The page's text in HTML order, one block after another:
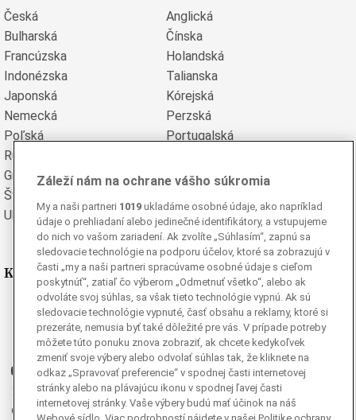
Česká
Anglická
Bulharská
Čínska
Francúzska
Holandská
Indonézska
Talianska
Japonská
Kórejská
Nemecká
Perzská
Poľská
Portugalská
Rumunská
Grécka
Španielska
Švédska
Ukrajinská
Vietnamská
Kde nás nájdete
Facebook
Instagram
Ganjing
Youtube
Twitter
Telegram
Záleží nám na ochrane vášho súkromia
My a naši partneri 1019 ukladáme osobné údaje, ako napríklad
údaje o prehliadaní alebo jedinečné identifikátory, a vstupujeme
do nich vo vašom zariadení. Ak zvolíte „Súhlasím“, zapnú sa
sledovacie technológie na podporu účelov, ktoré sa zobrazujú v
časti „my a naši partneri spracúvame osobné údaje s cieľom
poskytnúť“, zatiaľ čo výberom „Odmetnuť všetko“, alebo ak
odvoláte svoj súhlas, sa však tieto technológie vypnú. Ak sú
sledovacie technológie vypnuté, časť obsahu a reklamy, ktoré si
prezeráte, nemusia byť také dôležité pre vás. V prípade potreby
môžete túto ponuku znova zobraziť, ak chcete kedykoľvek
zmeniť svoje výbery alebo odvolať súhlas tak, že kliknete na
odkaz „Spravovať preferencie“ v spodnej časti internetovej
stránky alebo na plávajúcu ikonu v spodnej ľavej časti
internetovej stránky. Vaše výbery budú mať účinok na náš